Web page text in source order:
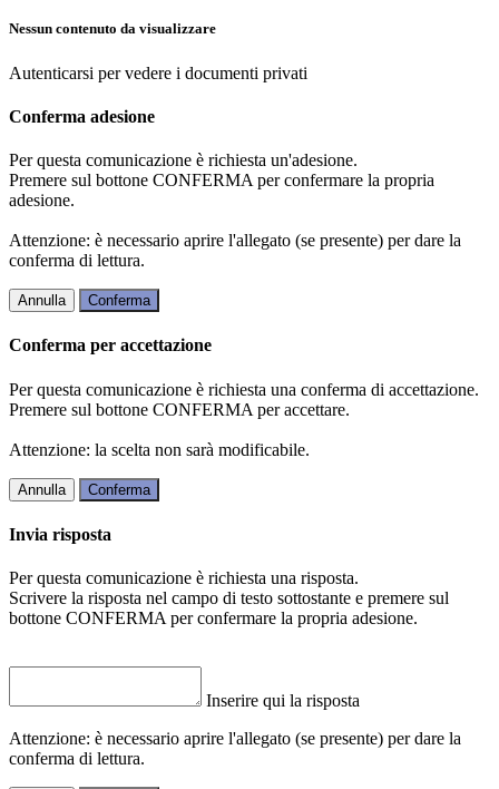
Nessun contenuto da visualizzare
Autenticarsi per vedere i documenti privati
Conferma adesione
Per questa comunicazione è richiesta un'adesione.
Premere sul bottone CONFERMA per confermare la propria
adesione.
Attenzione: è necessario aprire l'allegato (se presente) per dare la
conferma di lettura.
Annulla Conferma
Conferma per accettazione
Per questa comunicazione è richiesta una conferma di accettazione.
Premere sul bottone CONFERMA per accettare.
Attenzione: la scelta non sarà modificabile.
Annulla Conferma
Invia risposta
Per questa comunicazione è richiesta una risposta.
Scrivere la risposta nel campo di testo sottostante e premere sul
bottone CONFERMA per confermare la propria adesione.
Inserire qui la risposta
Attenzione: è necessario aprire l'allegato (se presente) per dare la
conferma di lettura.